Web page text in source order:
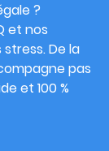
?
et nos
De la
pas
et 100 %